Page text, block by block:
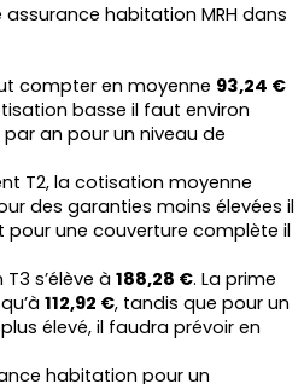
assurance habitation MRH dans
compter en moyenne 93,24 €
par an pour un niveau de
T2, la cotisation moyenne
des garanties moins élevées il
pour une couverture complète il
s’élève à 188,28 €. La prime
112,92 €, tandis que pour un
élevé, il faudra prévoir en
habitation pour un